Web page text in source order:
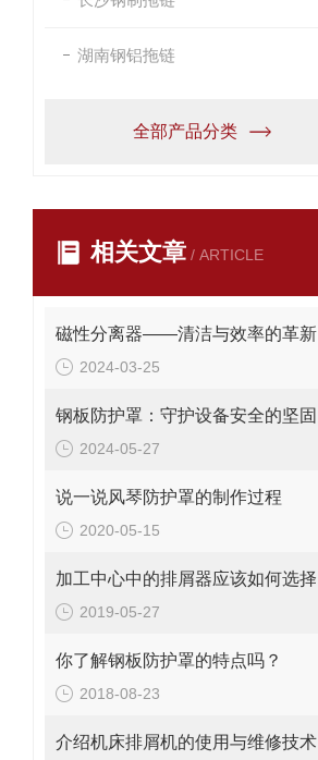
湖南钢铝拖链
全部产品分类
相关文章 / ARTICLE
2024-03-25
2024-05-27
说一说风琴防护罩的制作过程
2020-05-15
加工中心中的排屑器应该如何选择
2019-05-27
你了解钢板防护罩的特点吗？
2018-08-23
介绍机床排屑机的使用与维修技术